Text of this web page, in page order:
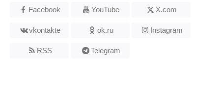
Facebook YouTube X.com
vkontakte ok.ru Instagram
RSS Telegram